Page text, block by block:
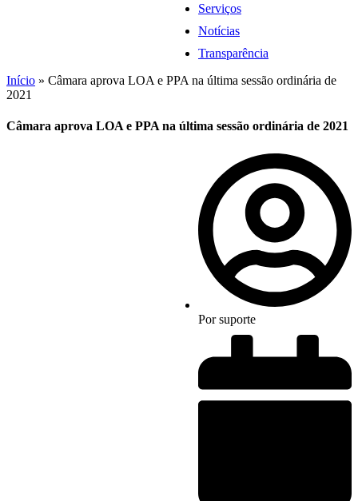
Serviços
Notícias
Transparência
Início » Câmara aprova LOA e PPA na última sessão ordinária de
2021
Câmara aprova LOA e PPA na última sessão ordinária de 2021
Porsuporte